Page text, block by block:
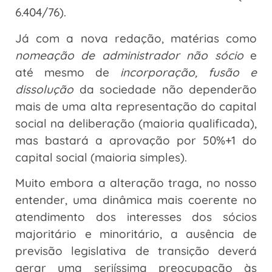
6.404/76).
Já com a nova redação, matérias como
nomeação de administrador não sócioe
até mesmo de incorporação, fusão e
dissolução da sociedade não dependerão
mais de uma alta representação do capital
social na deliberação (maioria qualificada),
mas bastará a aprovação por 50%+1 do
capital social (maioria simples).
Muito embora a alteração traga, no nosso
entender, uma dinâmica mais coerente no
atendimento dos interesses dos sócios
majoritário e minoritário, a ausência de
previsão legislativa de transição deverá
gerar uma seriíssima preocupação às